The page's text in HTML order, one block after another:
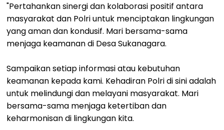
"Pertahankan sinergi dan kolaborasi positif antara
masyarakat dan Polri untuk menciptakan lingkungan
yang aman dan kondusif. Mari bersama-sama
menjaga keamanan di Desa Sukanagara.
Sampaikan setiap informasi atau kebutuhan
keamanan kepada kami. Kehadiran Polri di sini adalah
untuk melindungi dan melayani masyarakat. Mari
bersama-sama menjaga ketertiban dan
keharmonisan di lingkungan kita.